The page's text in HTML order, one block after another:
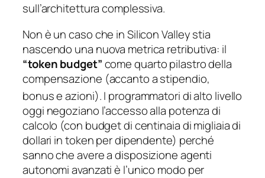
sull’architettura complessiva.
Non è un caso che in Silicon Valley stia
nascendo una nuova metrica retributiva: il
“token budget”come quarto pilastro della
compensazione (accanto a stipendio,
bonus e azioni).I programmatori di alto livello
oggi negoziano l’accesso alla potenza di
calcolo (con budget di centinaia di migliaia di
dollari in token per dipendente) perché
sanno che avere a disposizione agenti
autonomi avanzati è l’unico modo per